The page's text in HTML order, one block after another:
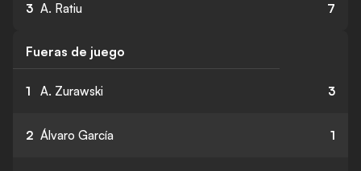
3 A. Ratiu 7
Fueras de juego
1 A. Zurawski 3
2 Álvaro García 1